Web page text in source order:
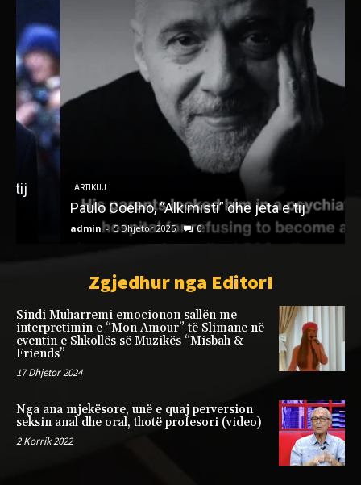
Paulo Coelho, “Alkimisti” dhe jeta e tij
5 Dhjetor 2025 0
Zgjedhur nga EditorI
Sindi Muharremi emocionon sallën me
interpretimin e “Mon Amour” të Slimane në
eventin e Shkollës së Muzikës “Misbah &
Friends”
17 Dhjetor 2024
Nga ana mjekësore, unë e quaj perversion
seksin anal dhe oral, thotë profesori (video)
2 Korrik 2022